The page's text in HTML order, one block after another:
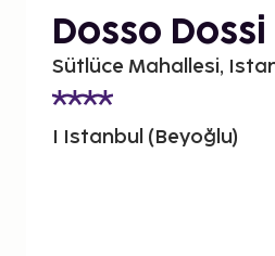
Dosso
Sütlüce Mahallesi,
I Istanbul (Beyoğlu)